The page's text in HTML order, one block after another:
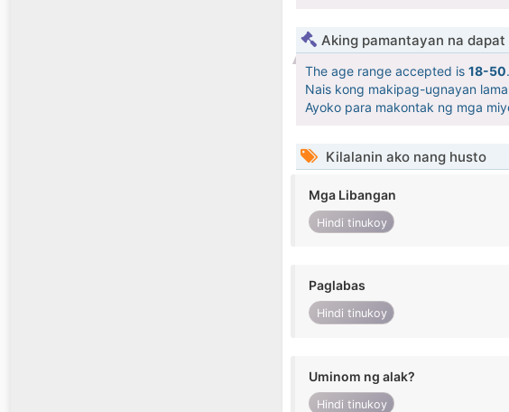
Aking pamantayan na dapat
The age range accepted is 18-50.
Nais kong makipag-ugnayan
Ayoko para makontak ng mga
Kilalanin ako nang husto
Mga Libangan
Hindi tinukoy
Paglabas
Hindi tinukoy
Uminom ng alak?
Hindi tinukoy